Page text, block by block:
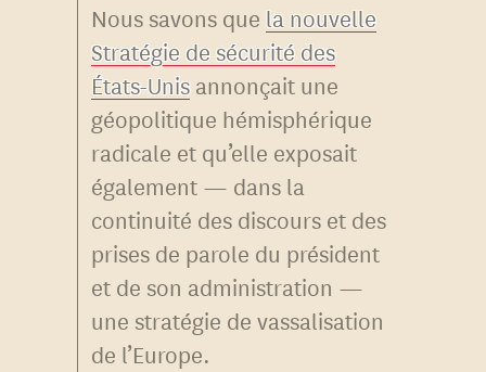
Nous savons quela nouvelle
Stratégie de sécurité des
États-Unisannonçait une
géopolitique hémisphérique
radicale et qu’elle exposait
également — dans la
continuité des discours et des
prises de parole du président
et de son administration —
une stratégie de vassalisation
de l’Europe.